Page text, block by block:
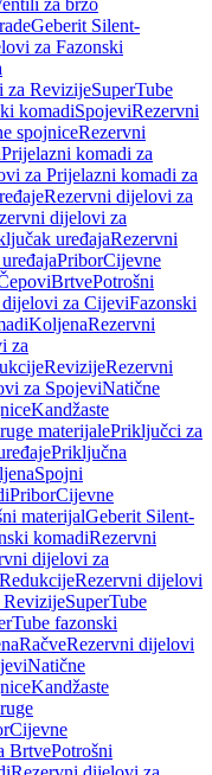
za brzo
Geberit Silent-
za Fazonski
za RevizijeSuperTube
komadiSpojeviRezervni
spojniceRezervni
Prijelazni komadi za
za Prijelazni komadi za
Rezervni dijelovi za
dijelovi za
uređajaRezervni
PriborCijevne
BrtvePotrošni
za CijeviFazonski
KoljenaRezervni
za
RevizijeRezervni
za SpojeviNatične
Kandžaste
materijalePriključci za
Priključna
Spojni
PriborCijevne
materijalGeberit Silent-
komadiRezervni
dijelovi za
RedukcijeRezervni dijelovi
SuperTube
fazonski
RačveRezervni dijelovi
Natične
Kandžaste
Cijevne
BrtvePotrošni